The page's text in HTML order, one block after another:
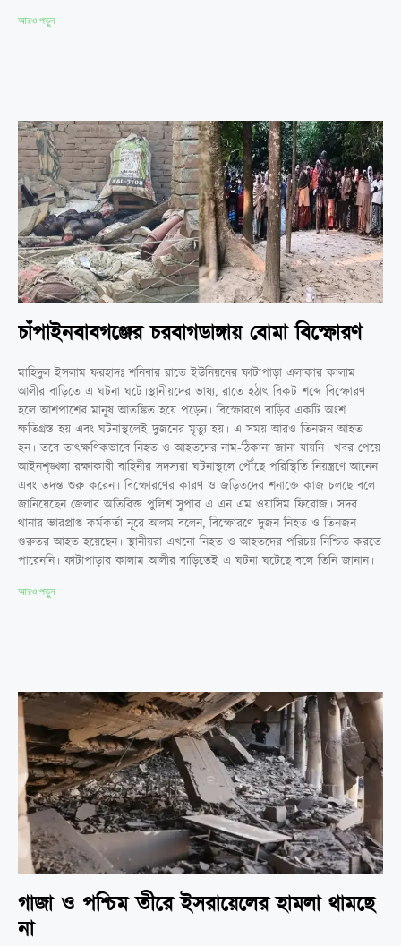
আরও পড়ুন
চাঁপাইনবাবগঞ্জের চরবাগডাঙ্গায় বোমা বিস্ফোরণ
মাহিদুল ইসলাম ফরহাদঃ শনিবার রাতে ইউনিয়নের ফাটাপাড়া এলাকার কালাম
আলীর বাড়িতে এ ঘটনা ঘটে।স্থানীয়দের ভাষ্য, রাতে হঠাৎ বিকট শব্দে বিস্ফোরণ
হলে আশপাশের মানুষ আতঙ্কিত হয়ে পড়েন। বিস্ফোরণে বাড়ির একটি অংশ
ক্ষতিগ্রস্ত হয় এবং ঘটনাস্থলেই দুজনের মৃত্যু হয়। এ সময় আরও তিনজন আহত
হন। তবে তাৎক্ষণিকভাবে নিহত ও আহতদের নাম-ঠিকানা জানা যায়নি। খবর পেয়ে
আইনশৃঙ্খলা রক্ষাকারী বাহিনীর সদস্যরা ঘটনাস্থলে পৌঁছে পরিস্থিতি নিয়ন্ত্রণে আনেন
এবং তদন্ত শুরু করেন। বিস্ফোরণের কারণ ও জড়িতদের শনাক্তে কাজ চলছে বলে
জানিয়েছেন জেলার অতিরিক্ত পুলিশ সুপার এ এন এম ওয়াসিম ফিরোজ। সদর
থানার ভারপ্রাপ্ত কর্মকর্তা নূরে আলম বলেন, বিস্ফোরণে দুজন নিহত ও তিনজন
গুরুতর আহত হয়েছেন। স্থানীয়রা এখনো নিহত ও আহতদের পরিচয় নিশ্চিত করতে
পারেননি। ফাটাপাড়ার কালাম আলীর বাড়িতেই এ ঘটনা ঘটেছে বলে তিনি জানান।
আরও পড়ুন
গাজা ও পশ্চিম তীরে ইসরায়েলের হামলা থামছে
না